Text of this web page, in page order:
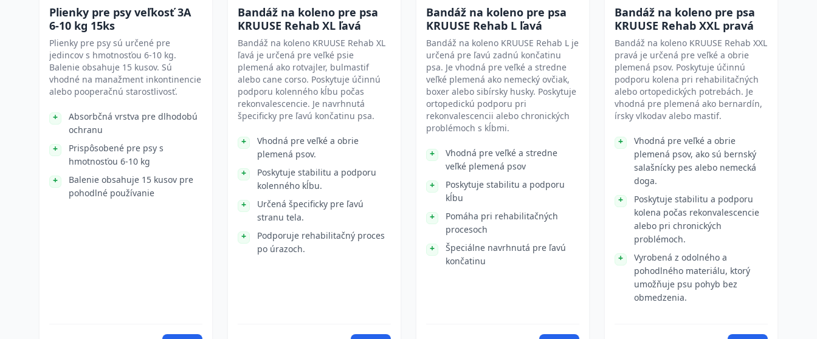
Plienky pre psy veľkosť 3A
6-10 kg 15ks
Plienky pre psy sú určené pre
jedincov s hmotnosťou 6-10 kg.
Balenie obsahuje 15 kusov. Sú
vhodné na manažment inkontinencie
alebo pooperačnú starostlivosť.
Absorbčná vrstva pre dlhodobú
ochranu
Prispôsobené pre psy s
hmotnosťou 6-10 kg
Balenie obsahuje 15 kusov pre
pohodlné používanie
Bandáž na koleno pre psa
KRUUSE Rehab XL ľavá
Bandáž na koleno KRUUSE Rehab XL
ľavá je určená pre veľké psie
plemená ako rotvajler, bulmastif
alebo cane corso. Poskytuje účinnú
podporu kolenného kĺbu počas
rekonvalescencie. Je navrhnutá
špecificky pre ľavú končatinu psa.
Vhodná pre veľké a obrie
plemená psov.
Poskytuje stabilitu a podporu
kolenného kĺbu.
Určená špecificky pre ľavú
stranu tela.
Podporuje rehabilitačný proces
po úrazoch.
Bandáž na koleno pre psa
KRUUSE Rehab L ľavá
Bandáž na koleno KRUUSE Rehab L je
určená pre ľavú zadnú končatinu
psa. Je vhodná pre veľké a stredne
veľké plemená ako nemecký ovčiak,
boxer alebo sibírsky husky. Poskytuje
ortopedickú podporu pri
rekonvalescencii alebo chronických
problémoch s kĺbmi.
Vhodná pre veľké a stredne
veľké plemená psov
Poskytuje stabilitu a podporu
kĺbu
Pomáha pri rehabilitačných
procesoch
Špeciálne navrhnutá pre ľavú
končatinu
Bandáž na koleno pre psa
KRUUSE Rehab XXL pravá
Bandáž na koleno KRUUSE Rehab XXL
pravá je určená pre veľké a obrie
plemená psov. Poskytuje účinnú
podporu kolena pri rehabilitačných
alebo ortopedických potrebách. Je
vhodná pre plemená ako bernardín,
írsky vlkodav alebo mastif.
Vhodná pre veľké a obrie
plemená psov, ako sú bernský
salašnícky pes alebo nemecká
doga.
Poskytuje stabilitu a podporu
kolena počas rekonvalescencie
alebo pri chronických
problémoch.
Vyrobená z odolného a
pohodlného materiálu, ktorý
umožňuje psu pohyb bez
obmedzenia.